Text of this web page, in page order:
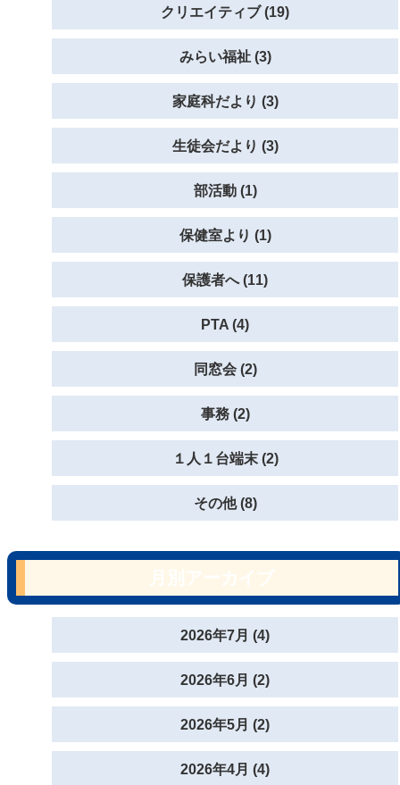
クリエイティブ (19)
みらい福祉 (3)
家庭科だより (3)
生徒会だより (3)
部活動 (1)
保健室より (1)
保護者へ (11)
PTA (4)
同窓会 (2)
事務 (2)
１人１台端末 (2)
その他 (8)
2026年7月 (4)
2026年6月 (2)
2026年5月 (2)
2026年4月 (4)